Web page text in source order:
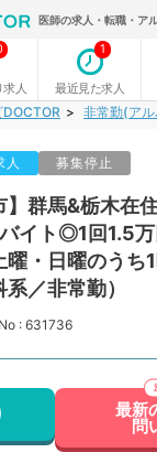
医師の求人・転職・ア
求人 最近見た求人
1
非常勤(ア
人 募集停止
】群馬&栃木在
イト◎1回1.5
曜・日曜のうち
／非常勤）
: 631736
最新
問